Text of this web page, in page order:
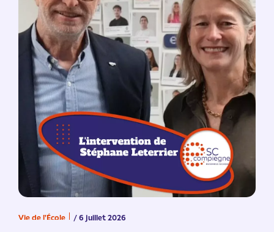
Vie de l'École / 6 juillet 2026